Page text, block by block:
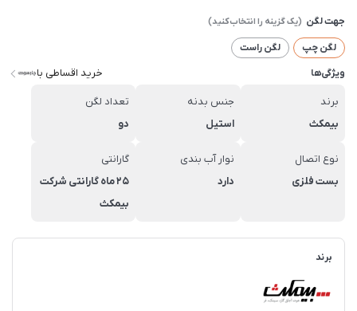
جهت لگن
لگن چپ
لگن راست
ویژگی‌ها
خرید اقساطی با
برند
بیمکث
جنس بدنه
استیل
تعداد لگن
دو
نوع اتصال
بست فلزی
نوار آب بندی
دارد
گارانتی
25 ماه گارانتی شرکت
بیمکث
برند